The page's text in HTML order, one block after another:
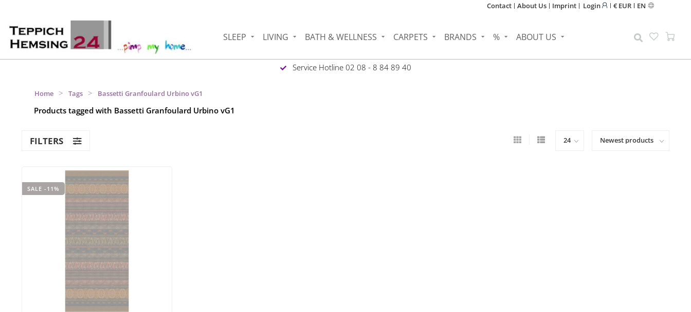
Contact About Us Imprint Login € EUR EN
SLEEP LIVING BATH & WELLNESS CARPETS BRANDS % ABOUT US
Service Hotline 02 08 - 8 84 89 40
Home > Tags > Bassetti Granfoulard Urbino vG1
Products tagged with Bassetti Granfoulard Urbino vG1
FILTERS
SALE -11%